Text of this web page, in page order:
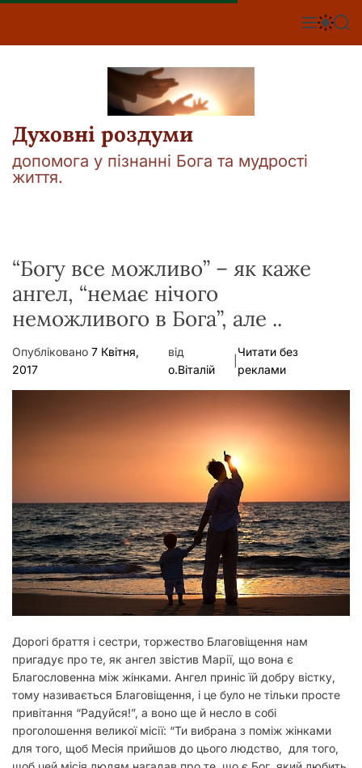
П
р
М П П
Духовні роздуми
допомога у пізнанні Бога та мудрості
життя.
“Богу все можливо” – як каже
ангел, “немає нічого
неможливого в Бога”, але ..
Опубліковано 7 Квітня,
2017
від
о.Віталій
Читати без
реклами
Дорогі браття і сестри, торжество Благовіщення нам
пригадує про те, як ангел звістив Марії, що вона є
Благословенна між жінками. Ангел приніс їй добру вістку,
тому називається Благовіщення, і це було не тільки просте
привітання “Радуйся!”, а воно ще й несло в собі
проголошення великої місії: “Ти вибрана з поміж жінками
для того, щоб Месія прийшов до цього людство, для того,